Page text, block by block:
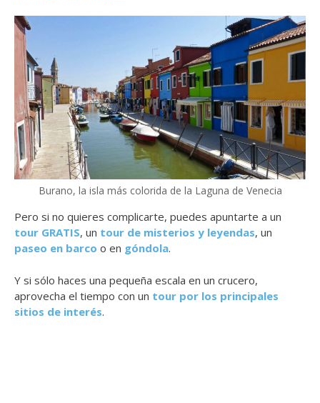
Burano, la isla más colorida de la Laguna de Venecia
Pero si no quieres complicarte, puedes apuntarte a un
tour GRATIS, un tour de misterios y leyendas, un
paseo en barco o en góndola.
Y si sólo haces una pequeña escala en un crucero,
aprovecha el tiempo con un tour por los principales
sitios de interés.